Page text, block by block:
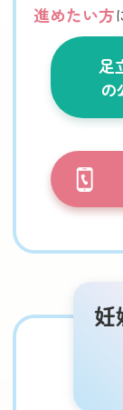
進めたい方
足
の
妊